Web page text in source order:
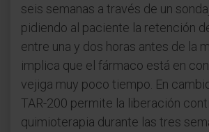
seis semanas a través de un
pidiendo al paciente la retención
entre una y dos horas antes de la
implica que el fármaco está en
vejiga muy poco tiempo. En
TAR-200 permite la liberación
quimioterapia durante las tres